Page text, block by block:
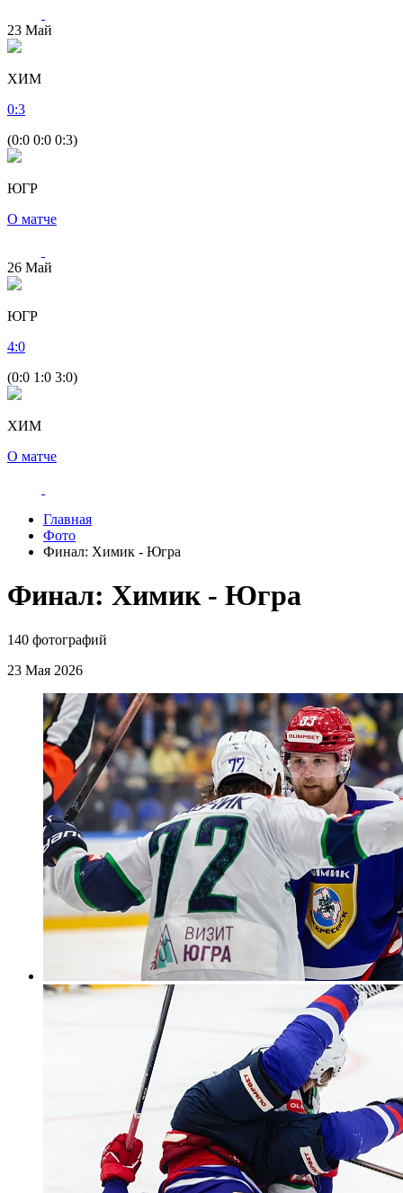
23 Май
ХИМ
0:3
(0:0 0:0 0:3)
ЮГР
О матче
26 Май
ЮГР
4:0
(0:0 1:0 3:0)
ХИМ
О матче
Главная
Фото
Финал: Химик - Югра
Финал: Химик - Югра
140 фотографий
23 Мая 2026